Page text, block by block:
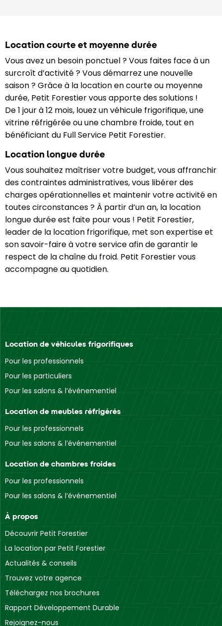
Location courte et moyenne durée
Vous avez un besoin ponctuel ? Vous faites face à un
surcroît d’activité ? Vous démarrez une nouvelle
saison ? Grâce à la location en courte ou moyenne
durée, Petit Forestier vous apporte des solutions !
De 1 jour à 12 mois, louez un véhicule frigorifique, une
vitrine réfrigérée ou une chambre froide, tout en
bénéficiant du Full Service Petit Forestier.
Location longue durée
Vous souhaitez maîtriser votre budget, vous affranchir
des contraintes administratives, vous libérer des
charges opérationnelles et maintenir votre activité en
toutes circonstances ? À partir d’un an, la location
longue durée est faite pour vous ! Petit Forestier,
leader de la location frigorifique, met son expertise et
son savoir-faire à votre service afin de garantir le
respect de la chaîne du froid. Petit Forestier vous
accompagne au quotidien.
Location de véhicules frigorifiques
Pour les professionnels
Pour les particuliers
Pour les salons & l’événementiel
Location de meubles réfrigérés
Pour les professionnels
Pour les salons & l’événementiel
Location de chambres froides
Pour les professionnels
Pour les salons & l’événementiel
À propos
Découvrir Petit Forestier
La location par Petit Forestier
Actualités & conseils
Trouvez votre agence
Téléchargez nos brochures
Rapport Développement Durable
Rejoignez-nous